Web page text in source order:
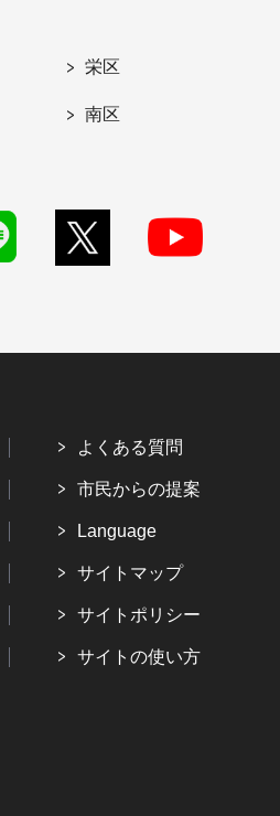
栄区
南区
よくある質問
市民からの提案
Language
サイトマップ
サイトポリシー
サイトの使い方